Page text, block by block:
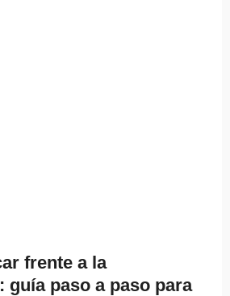
frente a la
guía paso a paso para